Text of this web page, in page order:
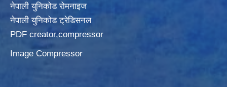
नेपाली युनिकोड रोमनाइज
नेपाली युनिकोड ट्रेडिसनल
PDF creator,compressor
Image Compressor